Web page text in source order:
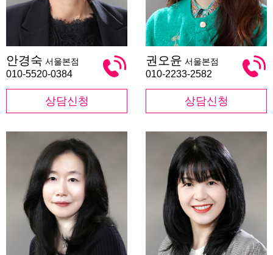
경
숙
안경숙 서울본점
010-5520-0384
상담신청
오
윤
권오윤 서울본점
010-2233-2582
상담신청